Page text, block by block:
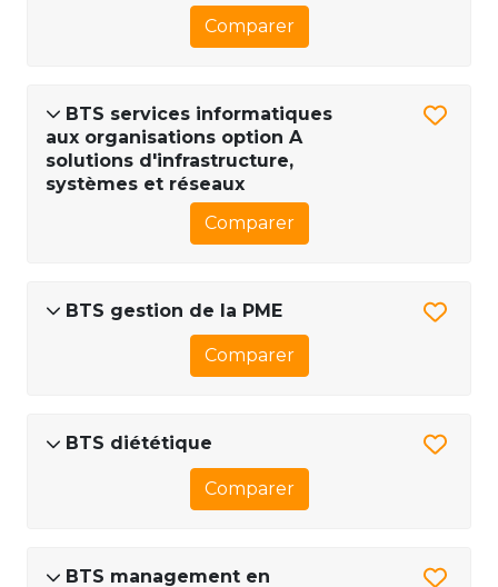
Comparer
BTS services informatiques
aux organisations option A
solutions d'infrastructure,
systèmes et réseaux
Comparer
BTS gestion de la PME
Comparer
BTS diététique
Comparer
BTS management en